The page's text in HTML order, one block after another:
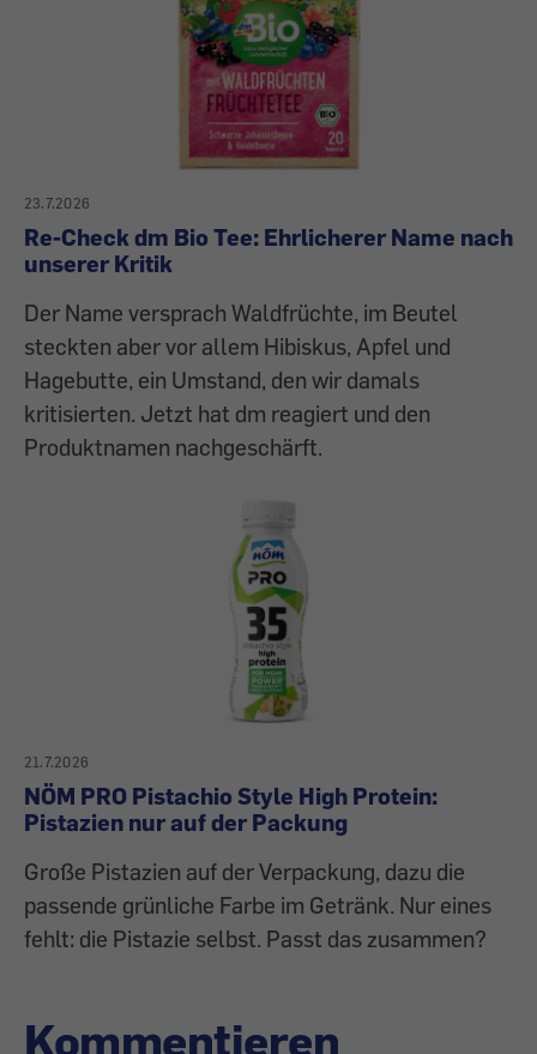
23.7.2026
Re-Check dm Bio Tee: Ehrlicherer Name nach
unserer Kritik
Der Name versprach Waldfrüchte, im Beutel
steckten aber vor allem Hibiskus, Apfel und
Hagebutte, ein Umstand, den wir damals
kritisierten. Jetzt hat dm reagiert und den
Produktnamen nachgeschärft.
21.7.2026
NÖM PRO Pistachio Style High Protein:
Pistazien nur auf der Packung
Große Pistazien auf der Verpackung, dazu die
passende grünliche Farbe im Getränk. Nur eines
fehlt: die Pistazie selbst. Passt das zusammen?
Kommentieren